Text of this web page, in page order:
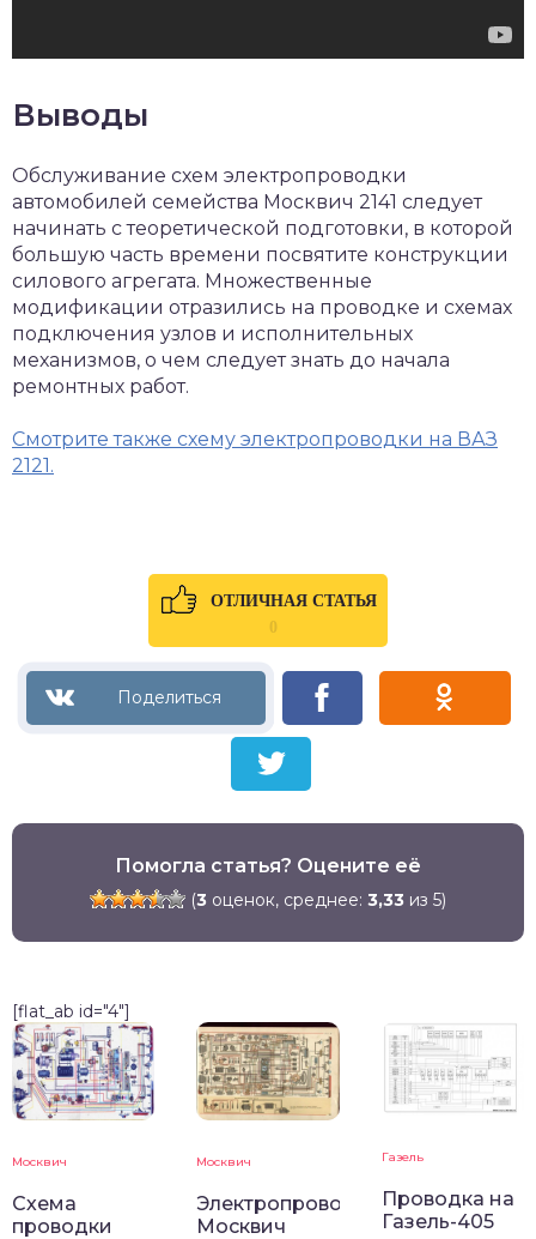
Выводы
Обслуживание схем электропроводки
автомобилей семейства Москвич 2141 следует
начинать с теоретической подготовки, в которой
большую часть времени посвятите конструкции
силового агрегата. Множественные
модификации отразились на проводке и схемах
подключения узлов и исполнительных
механизмов, о чем следует знать до начала
ремонтных работ.
Смотрите также схему электропроводки на ВАЗ
2121.
ОТЛИЧНАЯ СТАТЬЯ
0
Помогла статья? Оцените её
(3 оценок, среднее: 3,33 из 5)
[flat_ab id="4"]
Москвич
Схема
проводки
Москвич
Электропроводка
Москвич
Газель
Проводка на
Газель-405